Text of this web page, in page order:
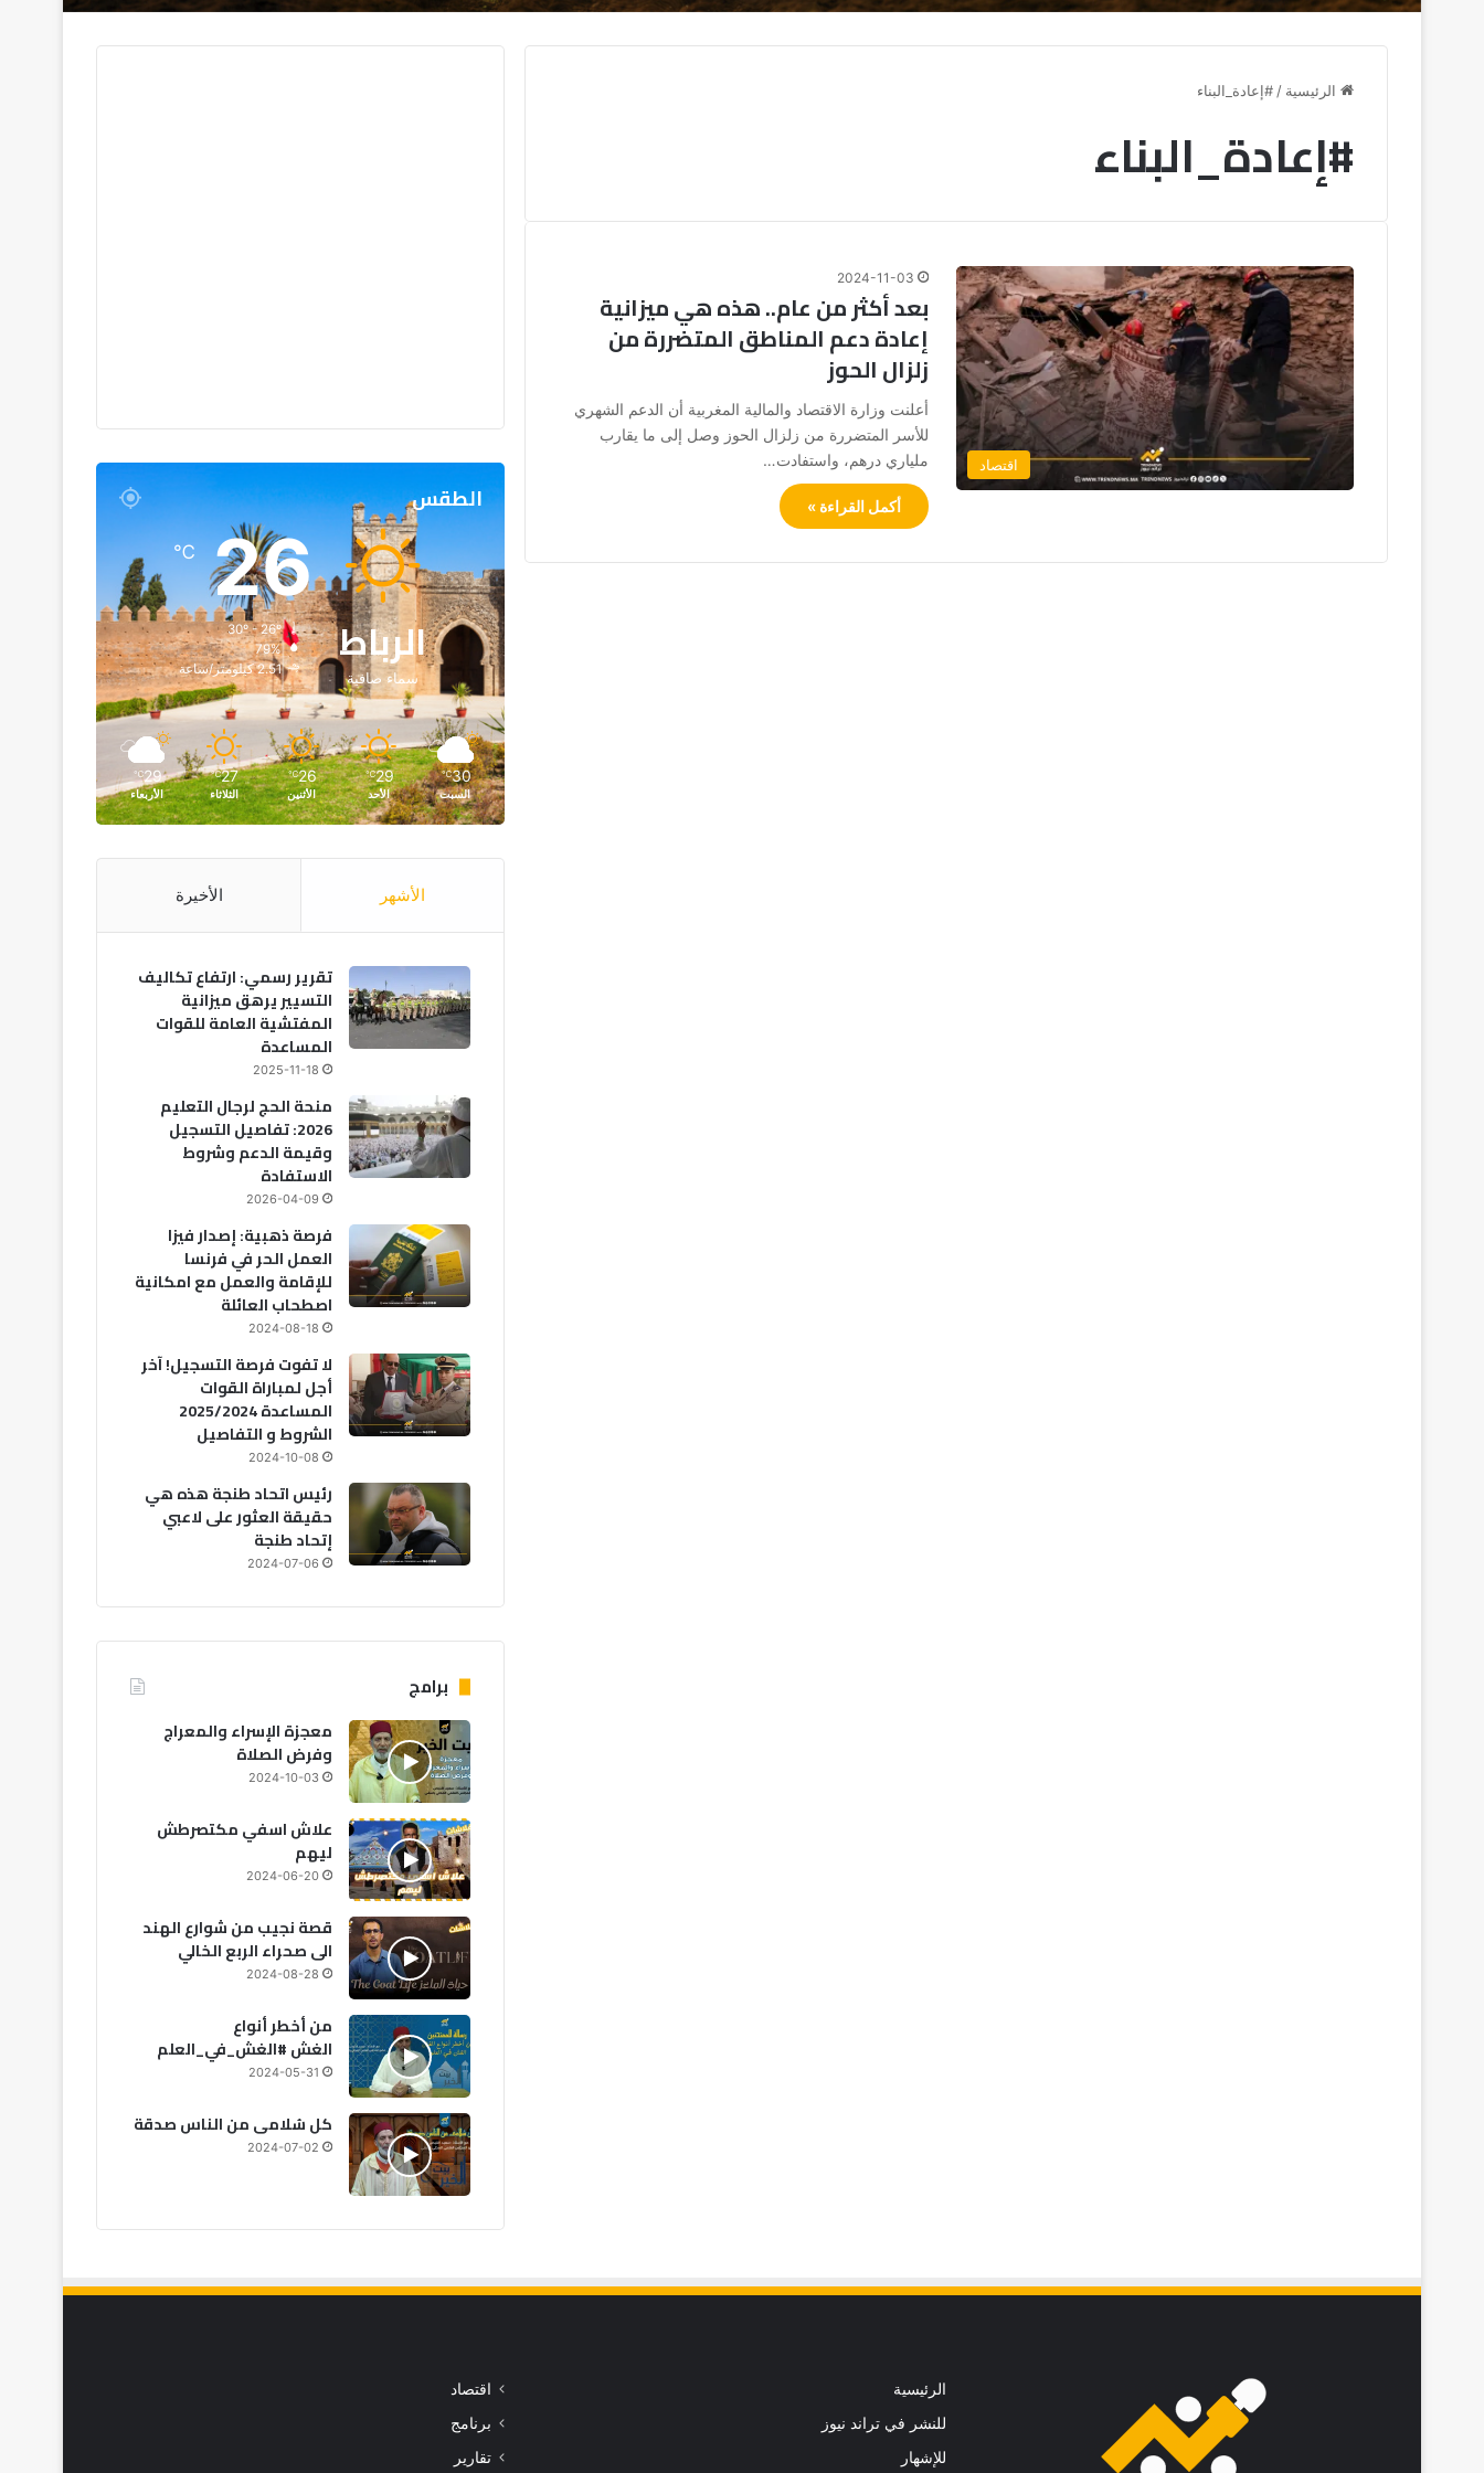
الرئيسية / #إعادة_البناء
#إعادة_البناء
اقتصاد
2024-11-03
بعد أكثر من عام.. هذه هي ميزانية
إعادة دعم المناطق المتضررة من
زلزال الحوز
أعلنت وزارة الاقتصاد والمالية المغربية أن الدعم الشهري
للأسر المتضررة من زلزال الحوز وصل إلى ما يقارب
ملياري درهم، واستفادت…
أكمل القراءة » الطقس
الرباط
سماء صافية
26
℃
30º - 26º
79%
2.51 كيلومتر/ساعة
30
℃
السبت
29
℃
الأحد
26
℃
الأثنين
27
℃
الثلاثاء
29
℃
الأربعاء
الأشهر الأخيرة
تقرير رسمي: ارتفاع تكاليف
التسيير يرهق ميزانية
المفتشية العامة للقوات
المساعدة
2025-11-18
منحة الحج لرجال التعليم
2026: تفاصيل التسجيل
وقيمة الدعم وشروط
الاستفادة
2026-04-09
فرصة ذهبية: إصدار فيزا
العمل الحر في فرنسا
للإقامة والعمل مع امكانية
اصطحاب العائلة
2024-08-18
لا تفوت فرصة التسجيل! آخر
أجل لمباراة القوات
المساعدة 2025/2024
الشروط و التفاصيل
2024-10-08
رئيس اتحاد طنجة هذه هي
حقيقة العثور على لاعبي
إتحاد طنجة
2024-07-06
برامج
معجزة الإسراء والمعراج
وفرض الصلاة
2024-10-03
علاش اسفي مكتصرطش
ليهم
2024-06-20
قصة نجيب من شوارع الهند
الى صحراء الربع الخالي
2024-08-28
من أخطر أنواع
الغش #الغش_في_العلم
2024-05-31
كل سُلامى من الناس صدقة
2024-07-02
الرئيسية
للنشر في تراند نيوز
للإشهار
اقتصاد
برنامج
تقارير